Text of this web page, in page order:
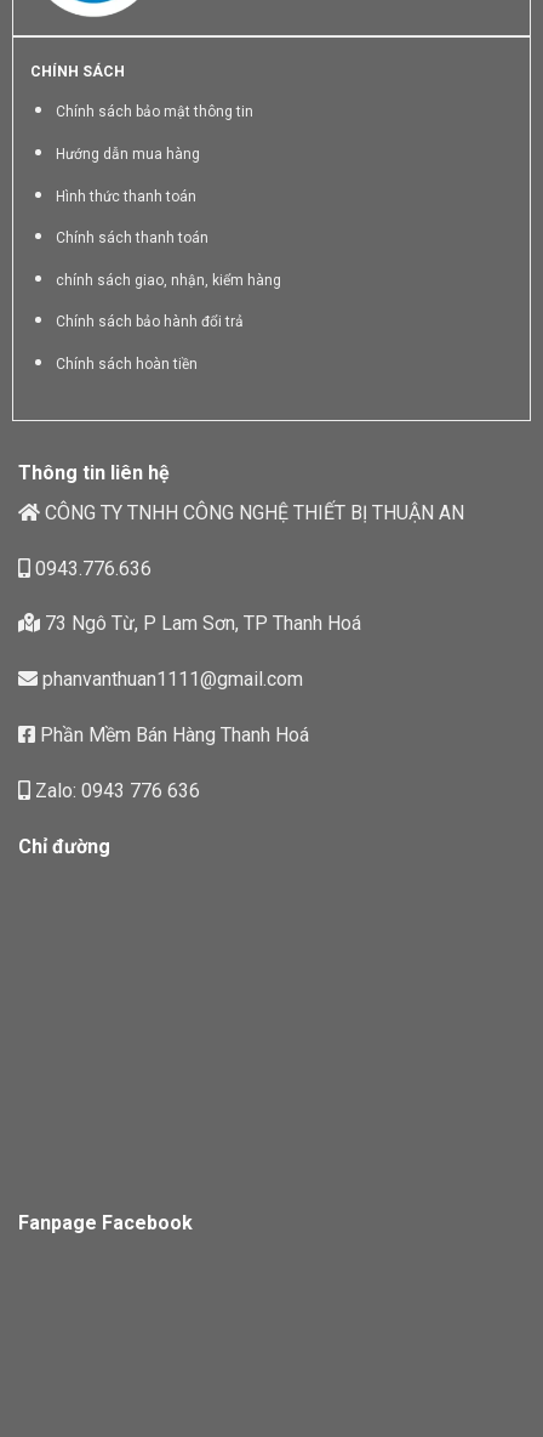
CHÍNH SÁCH
Chính sách bảo mật thông tin
Hướng dẫn mua hàng
Hình thức thanh toán
Chính sách thanh toán
chính sách giao, nhận, kiểm hàng
Chính sách bảo hành đổi trả
Chính sách hoàn tiền
Thông tin liên hệ
CÔNG TY TNHH CÔNG NGHỆ THIẾT BỊ THUẬN AN
0943.776.636
73 Ngô Từ, P Lam Sơn, TP Thanh Hoá
phanvanthuan1111@gmail.com
Phần Mềm Bán Hàng Thanh Hoá
Zalo: 0943 776 636
Chỉ đường
Fanpage Facebook